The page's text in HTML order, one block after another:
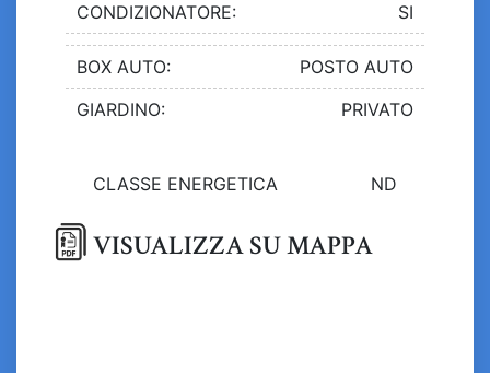
CONDIZIONATORE:
SI
BOX AUTO:
POSTO AUTO
GIARDINO:
PRIVATO
CLASSE ENERGETICA ND
VISUALIZZA SU MAPPA